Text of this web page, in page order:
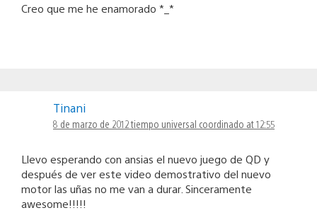
Creo que me he enamorado *_*
Tinani
8 de marzo de 2012 tiempo universal coordinado at 12:55
Llevo esperando con ansias el nuevo juego de QD y
después de ver este video demostrativo del nuevo
motor las uñas no me van a durar. Sinceramente
awesome!!!!!